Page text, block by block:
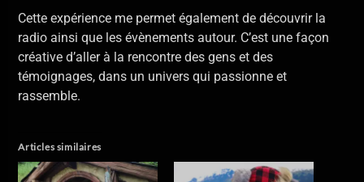
Cette expérience me permet également de découvrir la
radio ainsi que les évènements autour. C’est une façon
créative d’aller à la rencontre des gens et des
témoignages, dans un univers qui passionne et
rassemble.
Articles similaires